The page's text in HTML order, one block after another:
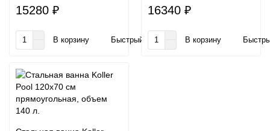
15280 ₽
В корзину Быстрый заказ
16340 ₽
В корзину